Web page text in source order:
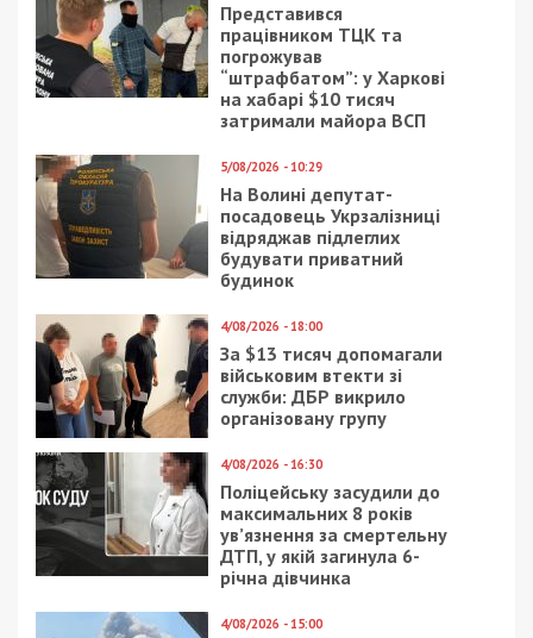
Представився
працівником ТЦК та
погрожував
“штрафбатом”: у Харкові
на хабарі $10 тисяч
затримали майора ВСП
5/08/2026 - 10:29
На Волині депутат-
посадовець Укрзалізниці
відряджав підлеглих
будувати приватний
будинок
4/08/2026 - 18:00
За $13 тисяч допомагали
військовим втекти зі
служби: ДБР викрило
організовану групу
4/08/2026 - 16:30
Поліцейську засудили до
максимальних 8 років
ув’язнення за смертельну
ДТП, у якій загинула 6-
річна дівчинка
4/08/2026 - 15:00